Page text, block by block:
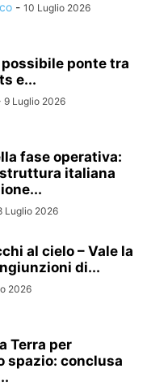
- 10 Luglio 2026
possibile ponte tra
e...
9 Luglio 2026
fase operativa:
italiana
Luglio 2026
al cielo – Vale la
di...
2026
Terra per
spazio: conclusa